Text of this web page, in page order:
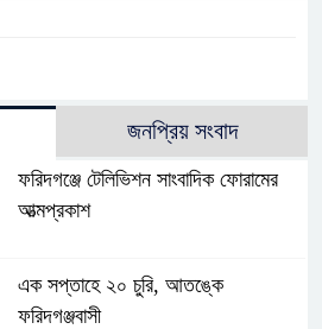
জনপ্রিয় সংবাদ
ফরিদগঞ্জে টেলিভিশন সাংবাদিক ফোরামের
আত্মপ্রকাশ
এক সপ্তাহে ২০ চুরি, আতঙ্কে
ফরিদগঞ্জবাসী